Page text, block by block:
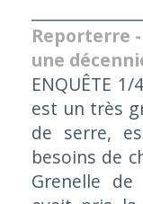
Reporterre
une
ENQUÊTE 1/
est un très
de serre,
besoins de
Grenelle de